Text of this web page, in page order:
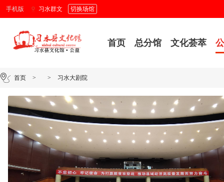
手机版 习水群文 切换场馆
首页 总分馆 文化荟萃
首页 > > 习水大剧院